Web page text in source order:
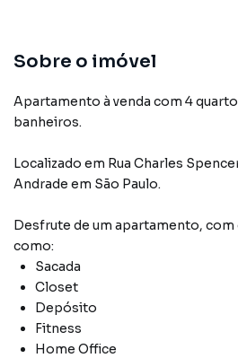
Sobre o imóvel
Apartamento à venda com 4
banheiros.
Localizado em Rua Charles
Andrade em São Paulo.
Desfrute de um apartamento,
como:
Sacada
Closet
Depósito
Fitness
Home Office